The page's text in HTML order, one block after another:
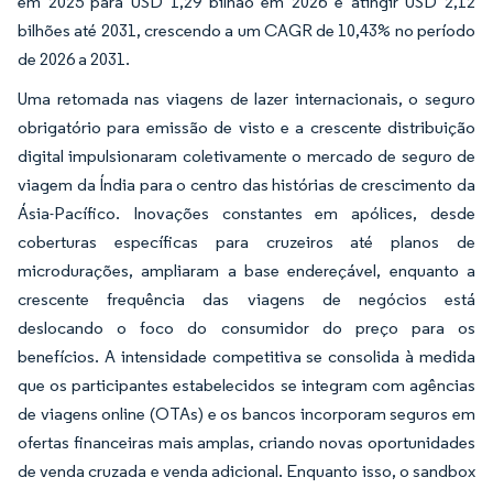
bilhões até 2031, crescendo a um CAGR de 10,43% no período
de 2026 a 2031.
Uma retomada nas viagens de lazer internacionais, o seguro
obrigatório para emissão de visto e a crescente distribuição
digital impulsionaram coletivamente o mercado de seguro de
viagem da Índia para o centro das histórias de crescimento da
Ásia-Pacífico. Inovações constantes em apólices, desde
coberturas específicas para cruzeiros até planos de
microdurações, ampliaram a base endereçável, enquanto a
crescente frequência das viagens de negócios está
deslocando o foco do consumidor do preço para os
benefícios. A intensidade competitiva se consolida à medida
que os participantes estabelecidos se integram com agências
de viagens online (OTAs) e os bancos incorporam seguros em
ofertas financeiras mais amplas, criando novas oportunidades
de venda cruzada e venda adicional. Enquanto isso, o sandbox